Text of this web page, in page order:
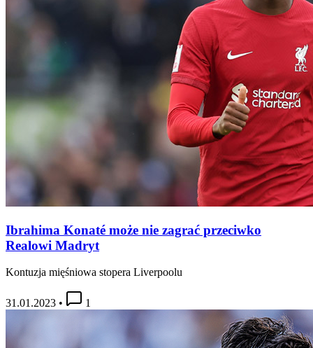
Ibrahima Konaté może nie zagrać przeciwko
Realowi Madryt
Kontuzja mięśniowa stopera Liverpoolu
31.01.2023 • 1